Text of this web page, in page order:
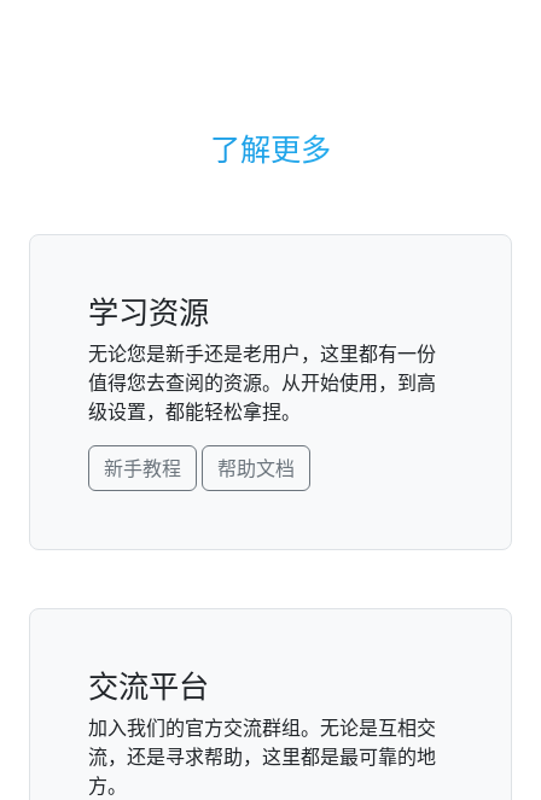
了解更多
学习资源
无论您是新手还是老用户，这里都有一份
值得您去查阅的资源。从开始使用，到高
级设置，都能轻松拿捏。
新手教程 帮助文档
交流平台
加入我们的官方交流群组。无论是互相交
流，还是寻求帮助，这里都是最可靠的地
方。